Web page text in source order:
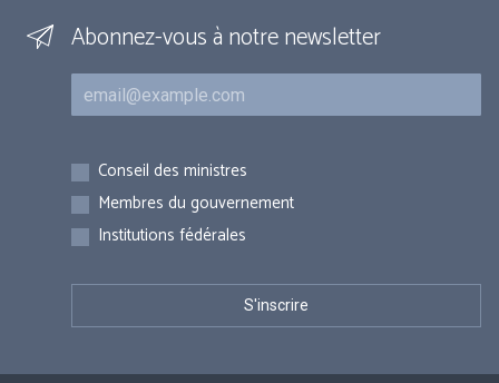
Abonnez-vous à notre newsletter
Courriel
Inscriptions
Conseil des ministres
Membres du gouvernement
Institutions fédérales